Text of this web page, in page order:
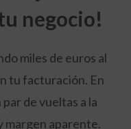
negocio!
miles de euros al
tu facturación. En
de vueltas a la
margen aparente.